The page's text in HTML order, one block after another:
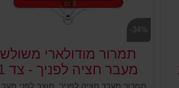
-34%
תמרור מודולארי משולש
מעבר חציה לפניך - צד 1